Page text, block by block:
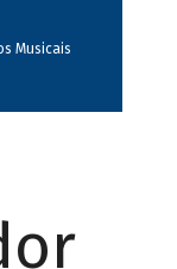
Musicais